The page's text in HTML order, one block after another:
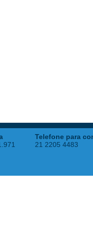
Telefone para
21 2205 4483